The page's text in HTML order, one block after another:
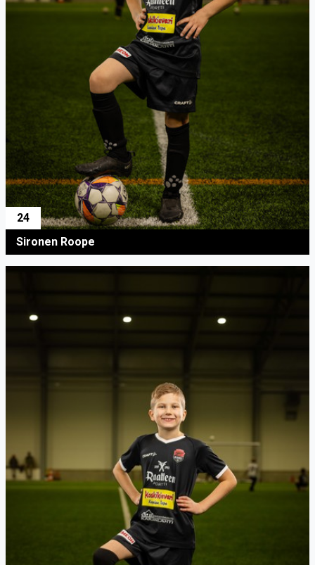
24
Sironen Roope